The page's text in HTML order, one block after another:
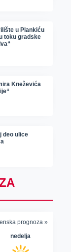
u Plankiću
toku gradske
Kneževića
deo ulice